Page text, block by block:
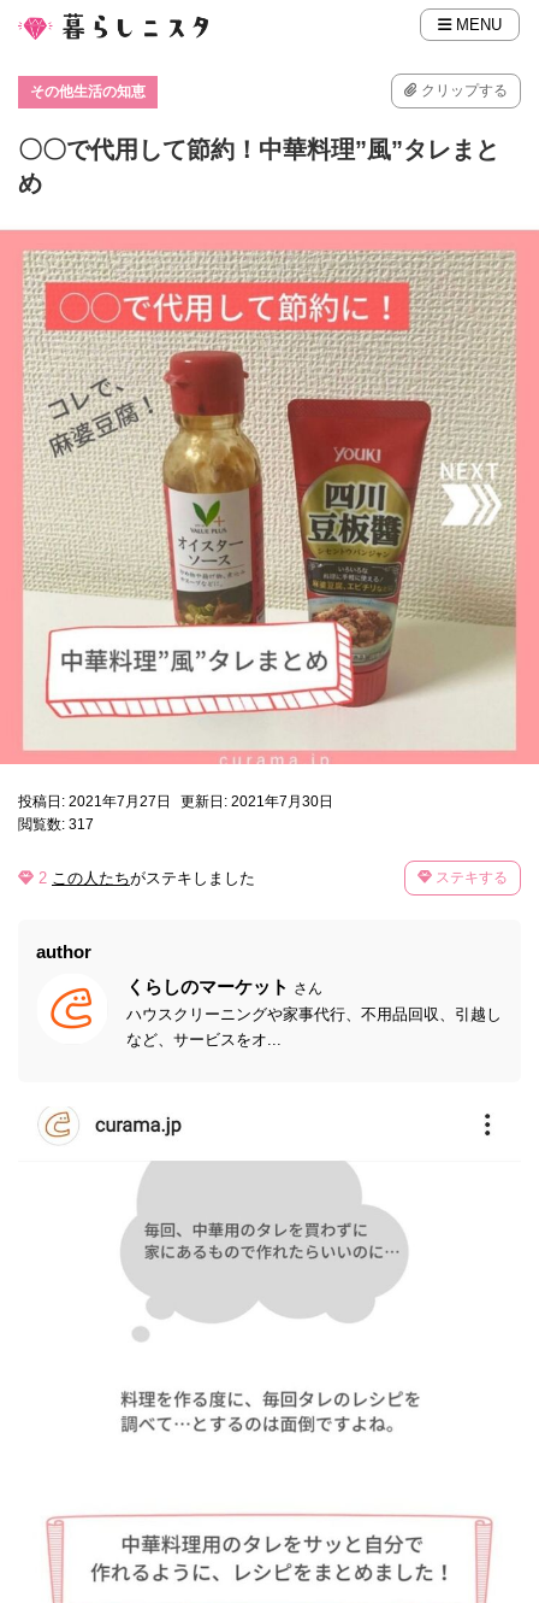
MENU
その他生活の知恵 クリップする
〇〇で代用して節約！中華料理”風”タレまと
め
投稿日: 2021年7月27日
更新日: 2021年7月30日
閲覧数: 317
2 この人たちがステキしました ステキする
author
くらしのマーケット さん
ハウスクリーニングや家事代行、不用品回収、引越し
など、サービスをオ...